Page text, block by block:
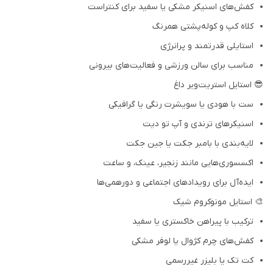
کفش‌های اسنیکر مشکی یا سفید برای کنتراست
کلاه کپ و کوله‌پشتی همرنگ
استایلی قدرتمند و پرانرژی
مناسب برای سالن ورزشی و فعالیت‌های بیرونی
😎 استایل استریت‌ویر داغ
ست با هودی یا سویشرت رنگی یا گرافیکی
اسنیکرهای ترندی و آپ تو دیت
لایه‌بندی با بامبر جکت یا جین جکت
اکسسوری‌هایی مانند زنجیر، عینک، و ساعت
ایده‌آل برای رویدادهای اجتماعی و دورهمی‌ها
🎨 استایل مونوکروم شیک
ترکیب با پیراهن خاکستری یا سفید
کفش‌های چرم کژوال یا لوفر مشکی
کت تک یا بلیزر غیررسمی